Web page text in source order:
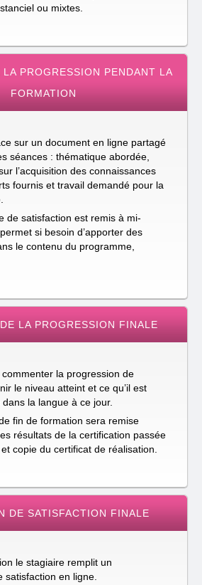
ou mixtes.
LA PROGRESSION PENDANT LA
FORMATION
sur un document en ligne partagé
séances : thématique abordée,
l’acquisition des connaissances
fournis et travail demandé pour la
de satisfaction est remis à mi-
si besoin d’apporter des
le contenu du programme,
LA PROGRESSION FINALE
la progression de
le niveau atteint et ce qu’il est
la langue à ce jour.
fin de formation sera remise
résultats de la certification passée
copie du certificat de réalisation.
DE SATISFACTION FINALE
le stagiaire remplit un
satisfaction en ligne.